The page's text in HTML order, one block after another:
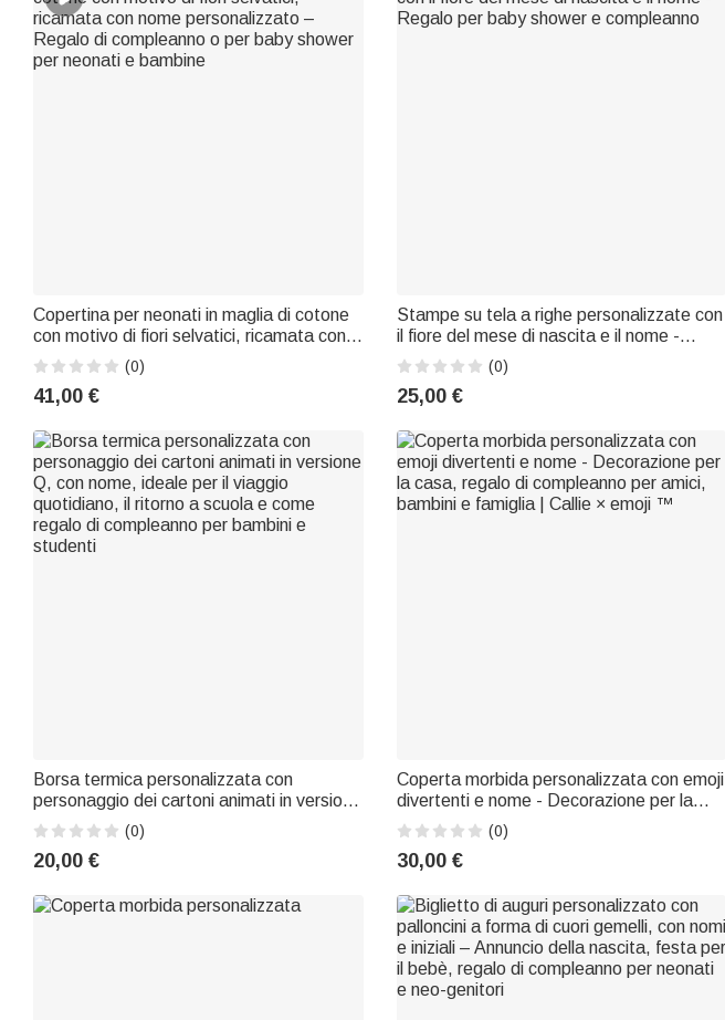
Copertina per neonati in maglia di cotone
con motivo di fiori selvatici, ricamata con
nome personalizzato – Regalo di
compleanno o per baby shower per
neonati e bambine
(0)
41,00 €
Stampe su tela a righe personalizzate con
il fiore del mese di nascita e il nome -
Regalo per baby shower e compleanno
(0)
25,00 €
Borsa termica personalizzata con
personaggio dei cartoni animati in versione
Q, con nome, ideale per il viaggio
quotidiano, il ritorno a scuola e come
regalo di compleanno per bambini e
(0)
20,00 €
Coperta morbida personalizzata con emoji
divertenti e nome - Decorazione per la
casa, regalo di compleanno per amici,
bambini e famiglia | Callie × emoji ™
(0)
30,00 €